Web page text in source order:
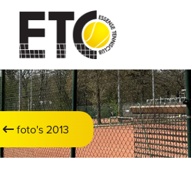
foto's 2013